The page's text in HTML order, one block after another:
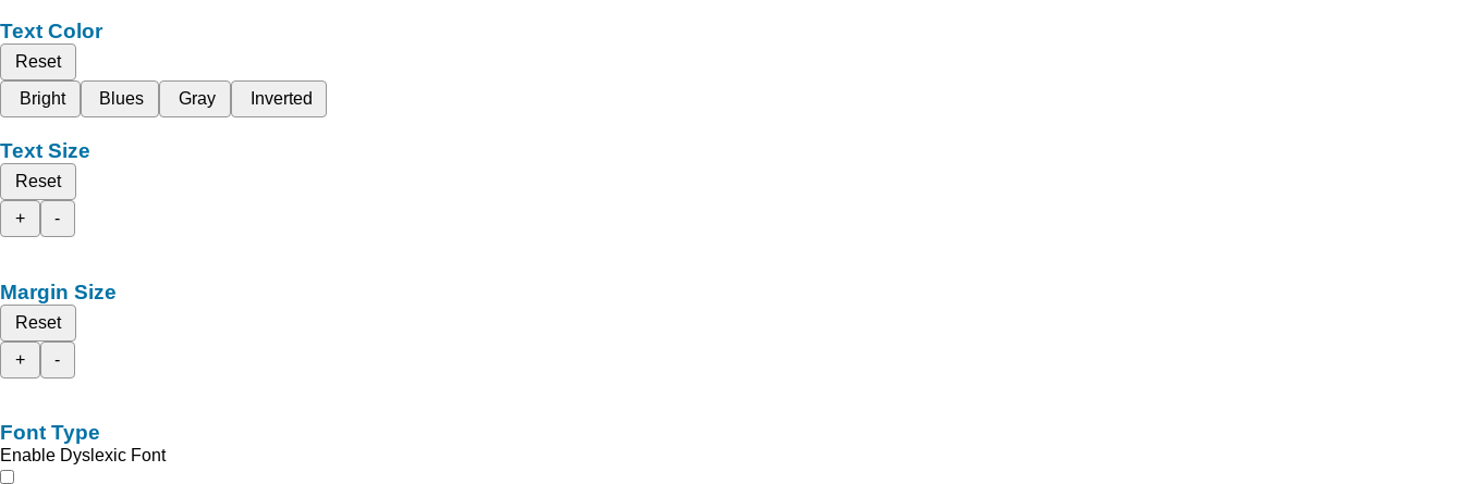
Text Color
Reset
Bright
Blues Gray Inverted
Text Size
Reset
+
-
Margin Size
Reset
+
-
Font Type
Enable Dyslexic Font